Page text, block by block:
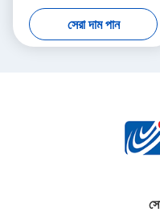
সিটিপি টাচ স্ক্রিন সহ
সেরা দাম পান